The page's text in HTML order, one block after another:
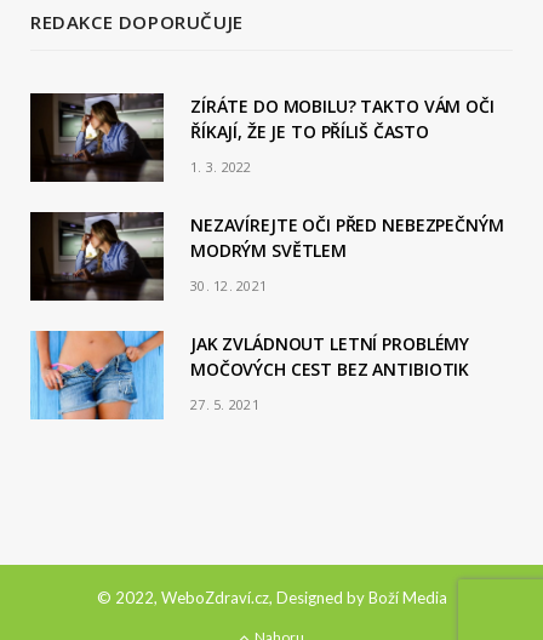
REDAKCE DOPORUČUJE
ZÍRÁTE DO MOBILU? TAKTO VÁM OČI
ŘÍKAJÍ, ŽE JE TO PŘÍLIŠ ČASTO
1. 3. 2022
NEZAVÍREJTE OČI PŘED NEBEZPEČNÝM
MODRÝM SVĚTLEM
30. 12. 2021
JAK ZVLÁDNOUT LETNÍ PROBLÉMY
MOČOVÝCH CEST BEZ ANTIBIOTIK
27. 5. 2021
© 2022, WeboZdraví.cz, Designed byBoží Media